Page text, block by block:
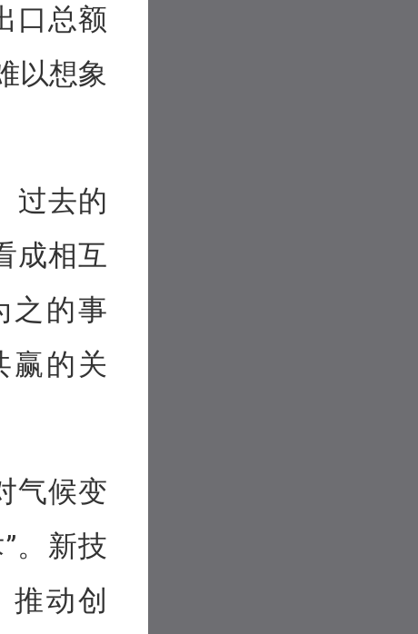
口总额
以想象
过去的
成相互
之的事
赢的关
气候变
。新技
动创